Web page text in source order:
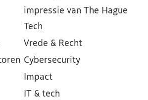
impressie van The Hague
Tech
Vrede & Recht
Cybersecurity
Impact
IT & tech